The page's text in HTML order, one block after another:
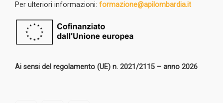
Per ulteriori informazioni: formazione@apilombardia.it
Ai sensi del regolamento (UE) n. 2021/2115 – anno 2026